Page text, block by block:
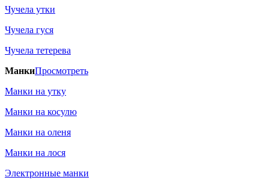
Чучела утки
Чучела гуся
Чучела тетерева
МанкиПросмотреть
Манки на утку
Манки на косулю
Манки на оленя
Манки на лося
Электронные манки